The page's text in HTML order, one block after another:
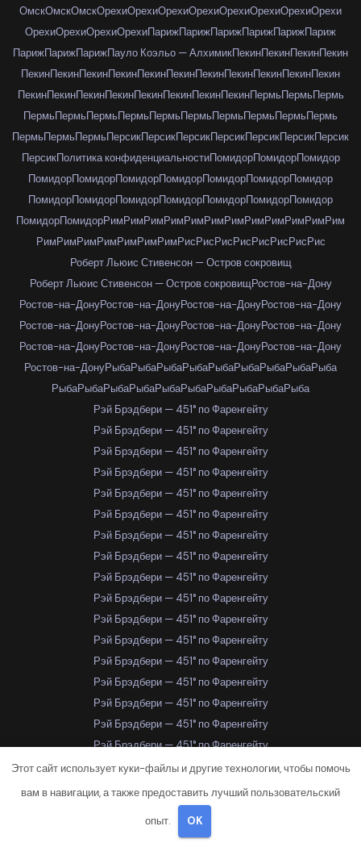
ОмскОмскОмскОрехиОрехиОрехиОрехиОрехиОрехиОрехиОрехи
ОрехиОрехиОрехиОрехиПарижПарижПарижПарижПарижПариж
ПарижПарижПарижПауло Коэльо — АлхимикПекинПекинПекинПекин
ПекинПекинПекинПекинПекинПекинПекинПекинПекинПекинПекин
ПекинПекинПекинПекинПекинПекинПекинПекинПермьПермьПермь
ПермьПермьПермьПермьПермьПермьПермьПермьПермьПермь
ПермьПермьПермьПерсикПерсикПерсикПерсикПерсикПерсикПерсик
ПерсикПолитика конфиденциальностиПомидорПомидорПомидор
ПомидорПомидорПомидорПомидорПомидорПомидорПомидор
ПомидорПомидорПомидорПомидорПомидорПомидорПомидор
ПомидорПомидорРимРимРимРимРимРимРимРимРимРимРимРим
РимРимРимРимРимРимРимРисРисРисРисРисРисРисРис
Роберт Льюис Стивенсон — Остров сокровищ
Роберт Льюис Стивенсон — Остров сокровищРостов-на-Дону
Ростов-на-ДонуРостов-на-ДонуРостов-на-ДонуРостов-на-Дону
Ростов-на-ДонуРостов-на-ДонуРостов-на-ДонуРостов-на-Дону
Ростов-на-ДонуРостов-на-ДонуРостов-на-ДонуРостов-на-Дону
Ростов-на-ДонуРыбаРыбаРыбаРыбаРыбаРыбаРыбаРыбаРыба
РыбаРыбаРыбаРыбаРыбаРыбаРыбаРыбаРыбаРыба
Рэй Брэдбери — 451° по Фаренгейту
Рэй Брэдбери — 451° по Фаренгейту
Рэй Брэдбери — 451° по Фаренгейту
Рэй Брэдбери — 451° по Фаренгейту
Рэй Брэдбери — 451° по Фаренгейту
Рэй Брэдбери — 451° по Фаренгейту
Рэй Брэдбери — 451° по Фаренгейту
Рэй Брэдбери — 451° по Фаренгейту
Рэй Брэдбери — 451° по Фаренгейту
Рэй Брэдбери — 451° по Фаренгейту
Рэй Брэдбери — 451° по Фаренгейту
Рэй Брэдбери — 451° по Фаренгейту
Рэй Брэдбери — 451° по Фаренгейту
Рэй Брэдбери — 451° по Фаренгейту
Рэй Брэдбери — 451° по Фаренгейту
Рэй Брэдбери — 451° по Фаренгейту
Рэй Брэдбери — 451° по Фаренгейту
Рэй Брэдбери — 451° по Фаренгейту
Рэй Брэдбери — 451° по Фаренгейту
Рэй Брэдбери — 451° по Фаренгейту
Рэй Брэдбери — 451° по Фаренгейту
Этот сайт использует куки-файлы и другие технологии, чтобы помочь
вам в навигации, а также предоставить лучший пользовательский
опыт. OK